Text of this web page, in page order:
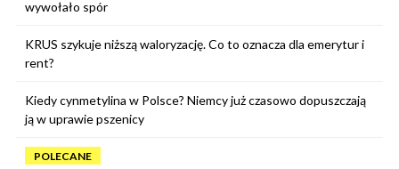
wywołało spór
KRUS szykuje niższą waloryzację. Co to oznacza dla emerytur i
rent?
Kiedy cynmetylina w Polsce? Niemcy już czasowo dopuszczają
ją w uprawie pszenicy
POLECANE